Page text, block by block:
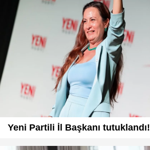
Yeni Partili İl Başkanı tutuklandı!